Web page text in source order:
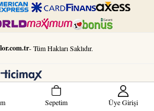
- Tüm Hakları Saklıdır.
Sepetim Üye Girişi